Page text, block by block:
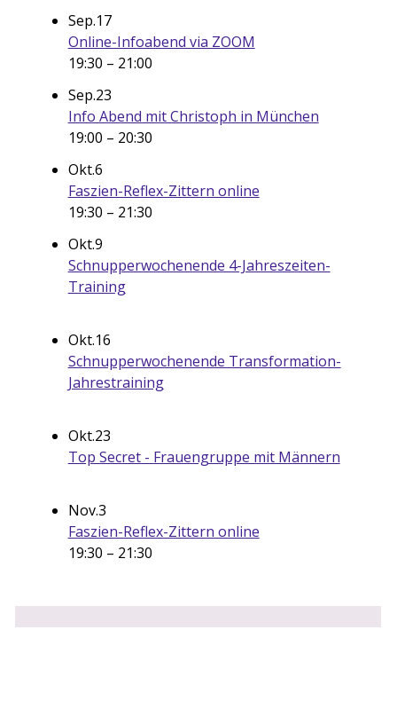
Sep.17
Online-Infoabend via ZOOM
19:30 – 21:00
Sep.23
Info Abend mit Christoph in München
19:00 – 20:30
Okt.6
Faszien-Reflex-Zittern online
19:30 – 21:30
Okt.9
Schnupperwochenende 4-Jahreszeiten-
Training
Okt.16
Schnupperwochenende Transformation-
Jahrestraining
Okt.23
Top Secret - Frauengruppe mit Männern
Nov.3
Faszien-Reflex-Zittern online
19:30 – 21:30